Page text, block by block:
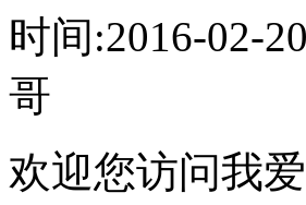
时间:2016-02-
哥
欢迎您访问我